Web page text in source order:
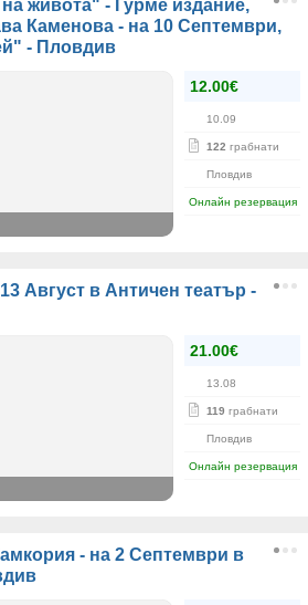
живота" - Гурме издание,
Каменова - на 10 Септември,
- Пловдив
12.00€
10.09
122 грабнати
Пловдив
Онлайн резервация
Август в Античен театър -
21.00€
13.08
119 грабнати
Пловдив
Онлайн резервация
- на 2 Септември в